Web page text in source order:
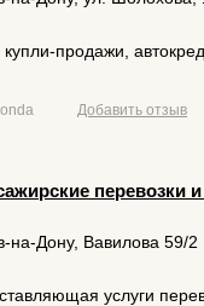
продажи,
Добавить отзыв
перевозки и
на-Дону, Вавилова 59/2
услуги